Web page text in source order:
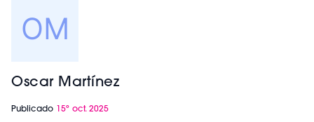
Oscar Martínez
Publicado 15º oct. 2025